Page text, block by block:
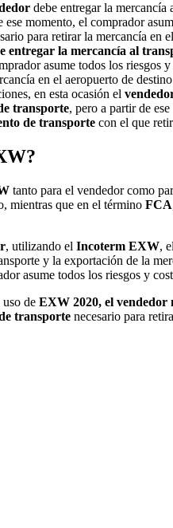
debe entregar la
ese momento, el comprador
para retirar la mercancía en
entregar la mercancía al
asume todos los riesgos
en el aeropuerto de
en esta ocasión el
transporte, pero a partir de
de transporte con el que
tanto para el vendedor como
mientras que en el término FCA
, utilizando el Incoterm EXW,
y la exportación de la
asume todos los riesgos y
uso de EXW 2020, el vendedor
transporte necesario para